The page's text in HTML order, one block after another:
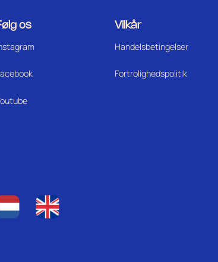
os Vilkår
Handelsbetingelser
Fortrolighedspolitik